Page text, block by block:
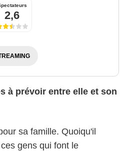
2,6
à prévoir entre elle et son
sa famille. Quoiqu'il
gens qui font le